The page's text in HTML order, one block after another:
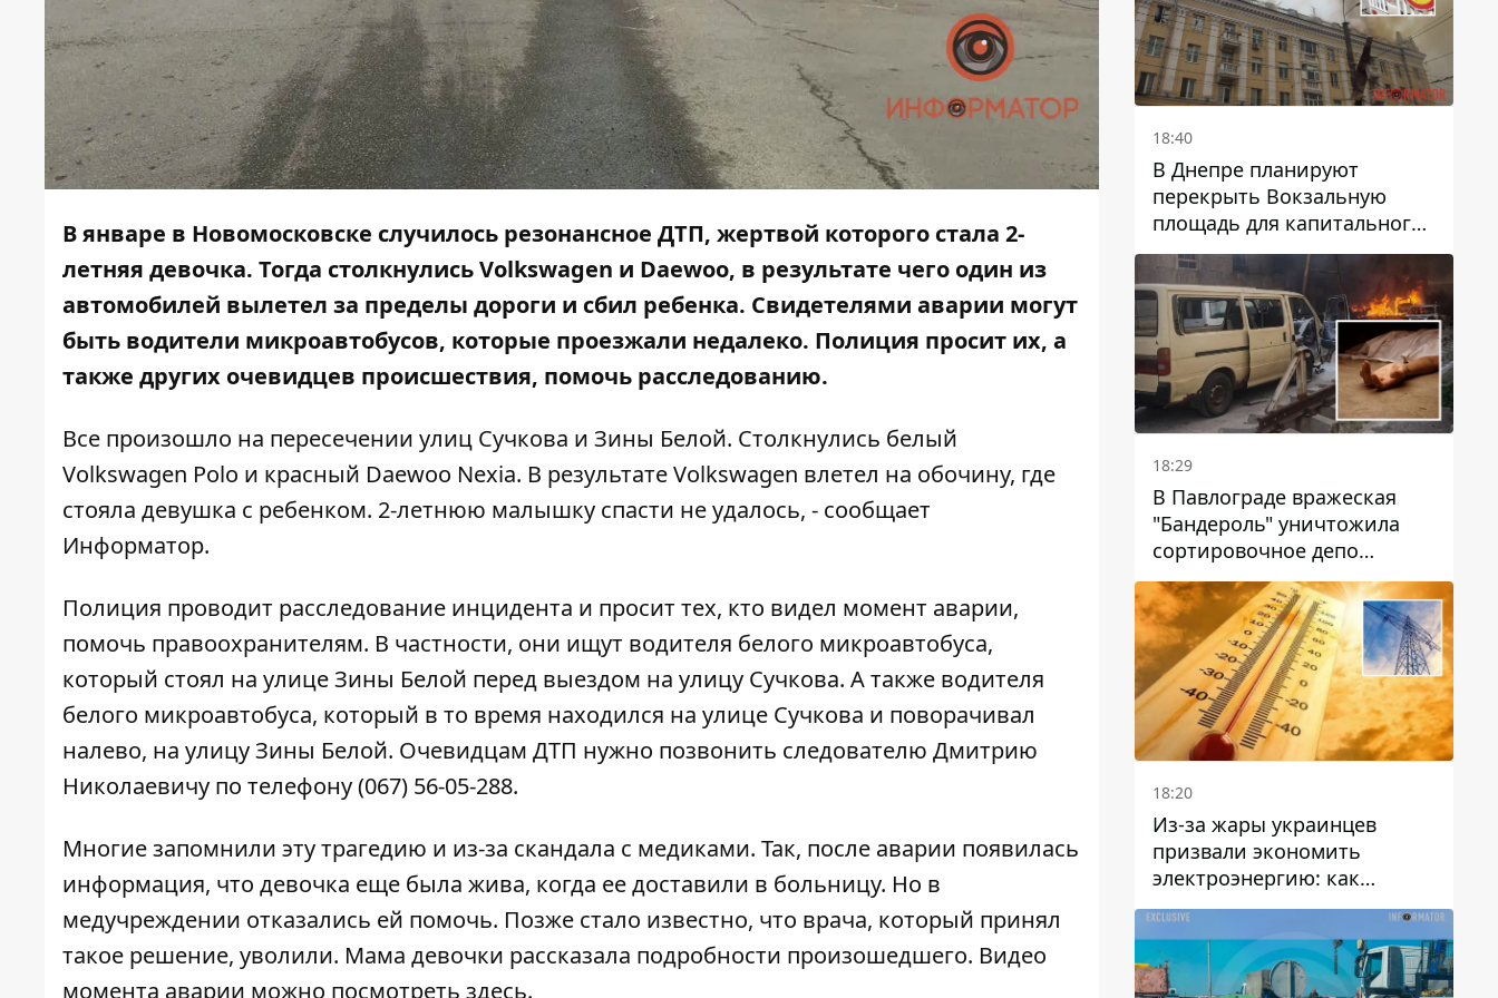
В январе в Новомосковске случилось резонансное ДТП, жертвой которого стала 2-
летняя девочка. Тогда столкнулись Volkswagen и Daewoo, в результате чего один из
автомобилей вылетел за пределы дороги и сбил ребенка. Свидетелями аварии могут
быть водители микроавтобусов, которые проезжали недалеко. Полиция просит их, а
также других очевидцев происшествия, помочь расследованию.
Все произошло на пересечении улиц Сучкова и Зины Белой. Столкнулись белый
Volkswagen Polo и красный Daewoo Nexia. В результате Volkswagen влетел на обочину, где
стояла девушка с ребенком. 2-летнюю малышку спасти не удалось, - сообщает
Информатор.
Полиция проводит расследование инцидента и просит тех, кто видел момент аварии,
помочь правоохранителям. В частности, они ищут водителя белого микроавтобуса,
который стоял на улице Зины Белой перед выездом на улицу Сучкова. А также водителя
белого микроавтобуса, который в то время находился на улице Сучкова и поворачивал
налево, на улицу Зины Белой. Очевидцам ДТП нужно позвонить следователю Дмитрию
Николаевичу по телефону (067) 56-05-288.
Многие запомнили этутрагедию и из-за скандала с медиками. Так, после аварии появилась
информация, что девочка еще была жива, когда ее доставили в больницу. Но в
медучреждении отказались ей помочь. Позже стало известно, что врача, который принял
такое решение, уволили. Мама девочки рассказала подробности произошедшего. Видео
момента аварии можно посмотреть здесь.
18:40
В Днепре планируют
перекрыть Вокзальную
площадь для капитального
ремонта дома, в который
попала вражеская ракета:
какие сроки
18:29
В Павлограде вражеская
"Бандероль" уничтожила
сортировочное депо
"Укрпошти" и убила двух
работниц
18:20
Из-за жары украинцев
призвали экономить
электроэнергию: как
избежать перегрузки сетей